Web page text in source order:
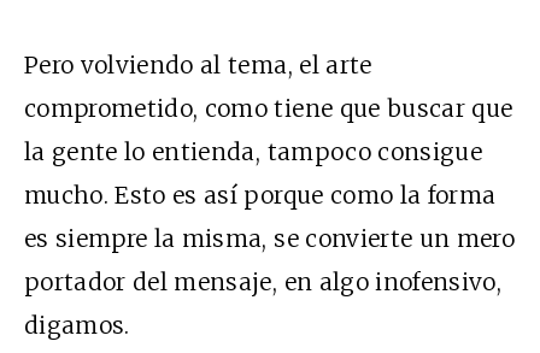
Pero volviendo al tema, el arte
comprometido, como tiene que buscar que
la gente lo entienda, tampoco consigue
mucho. Esto es así porque como la forma
es siempre la misma, se convierte un mero
portador del mensaje, en algo inofensivo,
digamos.